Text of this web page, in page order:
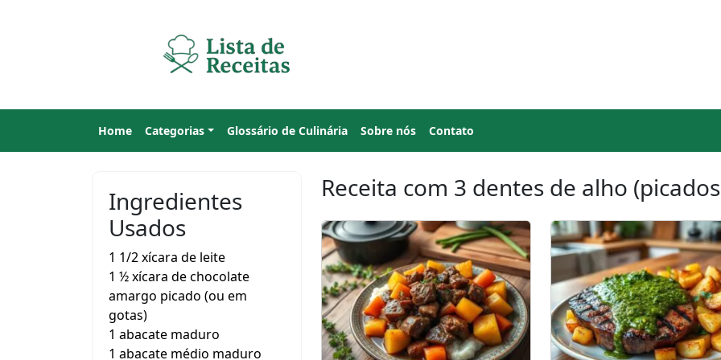
Home Categorias Glossário de Culinária Sobre nós Contato
Ingredientes
Usados
1 1/2 xícara de leite
1 ½ xícara de chocolate
amargo picado (ou em
gotas)
1 abacate maduro
1 abacate médio maduro
Receita com 3 dentes de alho